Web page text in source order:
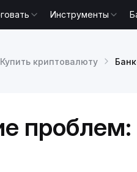
Инструменты
Купить криптовалюту
проблем: